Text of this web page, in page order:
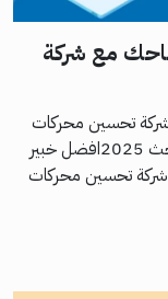
مع شركة
تحسين محركات
البحث في مصرخطة شاملة لتحسين محركات البحث 2025افضل خبير
تحسين محركات